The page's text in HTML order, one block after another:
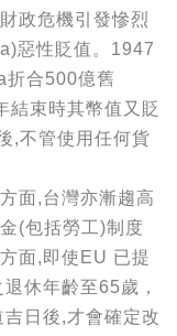
政危機引發慘烈
惡性貶值。1947
折合500億舊
結束時其幣值又貶
,不管使用任何貨
面,台灣亦漸趨高
(包括勞工)制度
面,即使EU 已提
休年齡至65歲，
日後,才會確定改